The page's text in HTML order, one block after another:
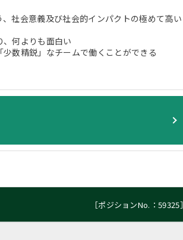
社会意義及び社会的インパクトの極めて高い
何よりも面白い
数精鋭」なチームで働くことができる
［ポジションNo.：59325］